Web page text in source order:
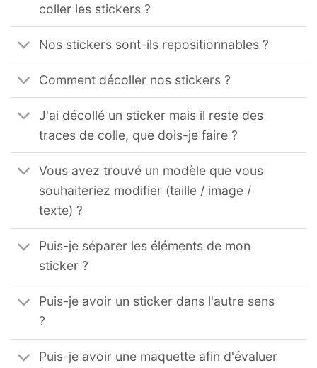
coller les stickers ?
Nos stickers sont-ils repositionnables ?
Comment décoller nos stickers ?
J'ai décollé un sticker mais il reste des
traces de colle, que dois-je faire ?
Vous avez trouvé un modèle que vous
souhaiteriez modifier (taille / image /
texte) ?
Puis-je séparer les éléments de mon
sticker ?
Puis-je avoir un sticker dans l'autre sens
?
Puis-je avoir une maquette afin d'évaluer